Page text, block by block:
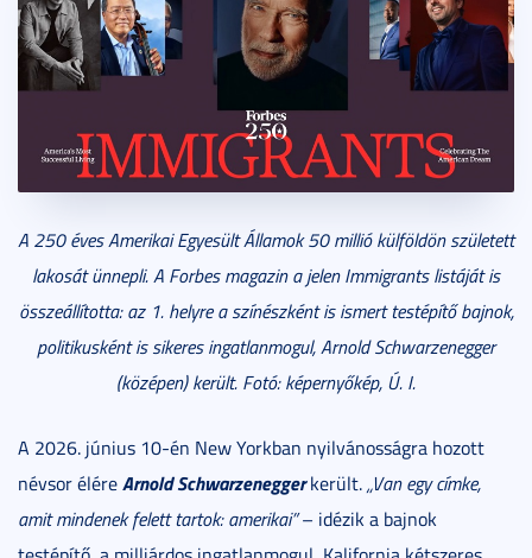
A 250 éves Amerikai Egyesült Államok 50 millió külföldön született
lakosát ünnepli. A Forbes magazin a jelen Immigrants listáját is
összeállította: az 1. helyre a színészként is ismert testépítő bajnok,
politikusként is sikeres ingatlanmogul, Arnold Schwarzenegger
(középen) került. Fotó: képernyőkép, Ú. I.
A 2026. június 10-én New Yorkban nyilvánosságra hozott
névsor éléreArnold Schwarzeneggerkerült.„Van egy címke,
amit mindenek felett tartok: amerikai”– idézik a bajnok